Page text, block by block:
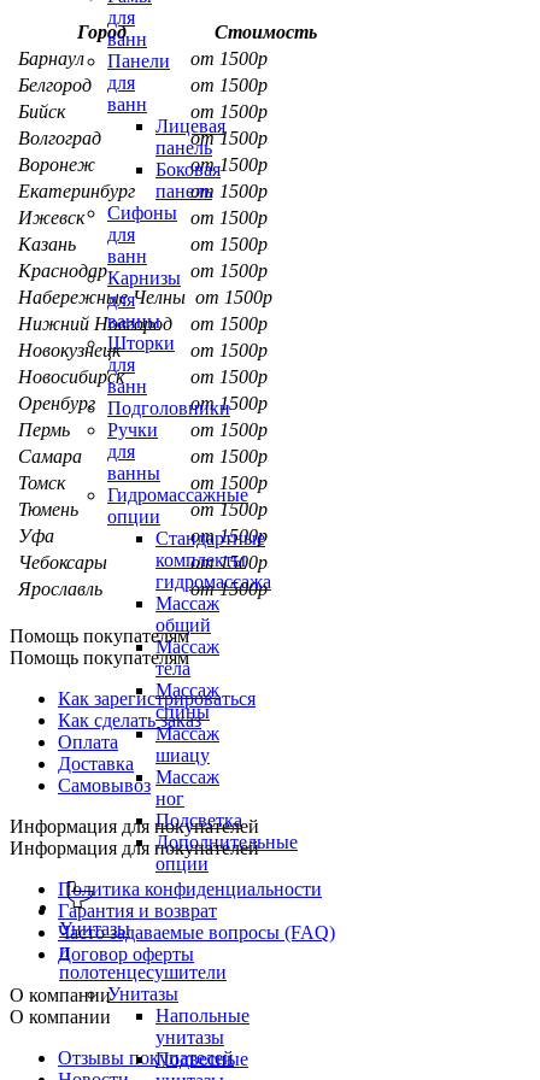
для
ванн
Панели
для
ванн
Лицевая
панель
Боковая
панель
Сифоны
для
ванн
Карнизы
для
ванны
Шторки
для
ванн
Подголовники
Ручки
для
ванны
Гидромассажные
опции
Стандартные
комплекты
гидромассажа
Массаж
общий
Массаж
тела
Массаж
спины
Массаж
шиацу
Массаж
ног
Подсветка
Дополнительные
опции
Унитазы
и
полотенцесушители
Унитазы
Напольные
унитазы
Подвесные
Город
Стоимость
Барнаул
от 1500р
Белгород
от 1500р
Бийск
от 1500р
Волгоград
от 1500р
Воронеж
от 1500р
Екатеринбург
от 1500р
Ижевск
от 1500р
Казань
от 1500р
Краснодар
от 1500р
Набережные Челны от 1500р
Нижний Новгород
от 1500р
Новокузнецк
от 1500р
Новосибирск
от 1500р
Оренбург
от 1500р
Пермь
от 1500р
Самара
от 1500р
Томск
от 1500р
Тюмень
от 1500р
Уфа
от 1500р
Чебоксары
от 1500р
Ярославль
от 1500р
Помощь покупателям
Помощь покупателям
Как зарегистрироваться
Как сделать заказ
Оплата
Доставка
Самовывоз
Информация для покупателей
Информация для покупателей
Политика конфиденциальности
Гарантия и возврат
Часто задаваемые вопросы (FAQ)
Договор оферты
О компании
О компании
Отзывы покупателей